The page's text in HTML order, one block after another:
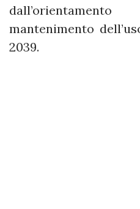
mantenimento
2039.